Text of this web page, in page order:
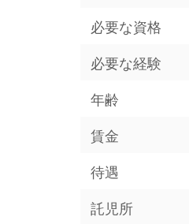
必要な資格
必要な経験
年齢
賃金
待遇
託児所